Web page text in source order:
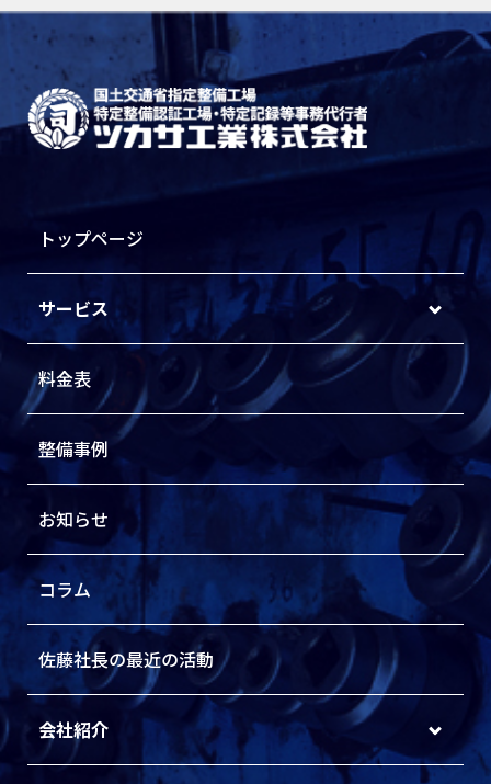
トップページ
サービス
料金表
整備事例
お知らせ
コラム
佐藤社長の最近の活動
会社紹介